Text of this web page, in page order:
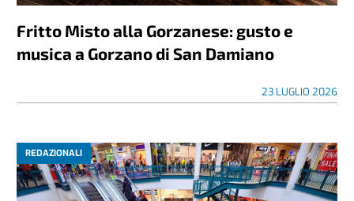
Fritto Misto alla Gorzanese: gusto e
musica a Gorzano di San Damiano
23 LUGLIO 2026
REDAZIONALI